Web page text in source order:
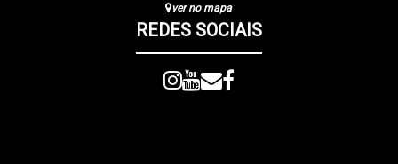
ver no mapa
REDES SOCIAIS